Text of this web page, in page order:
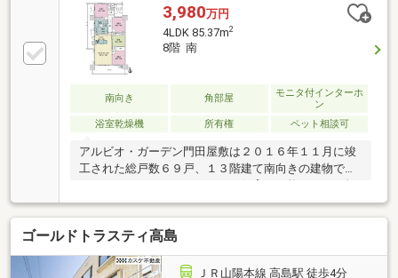
3,980万円
4LDK 85.37m2
8階 南
南向き 角部屋
モニタ付インターホ
ン
浴室乾燥機
所有権 ペット相談可
アルビオ・ガーデン門田屋敷は２０１６年１１月に竣
工された総戸数６９戸、１３階建て南向きの建物で
す。このマンションはペットの飼育が可能です。（規
約による制限とペット飼育負担金あり）
ゴールドトラスティ高島
ＪＲ山陽本線 高島駅 徒歩4分